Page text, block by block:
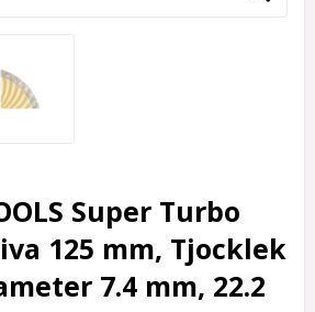
Super Turbo
125 mm, Tjocklek
7.4 mm, 22.2